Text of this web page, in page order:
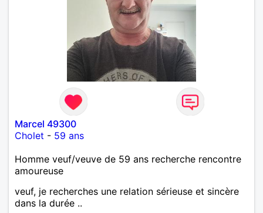
Marcel 49300
Cholet - 59 ans
Homme veuf/veuve de 59 ans recherche rencontre
amoureuse
veuf, je recherches une relation sérieuse et sincère
dans la durée ..